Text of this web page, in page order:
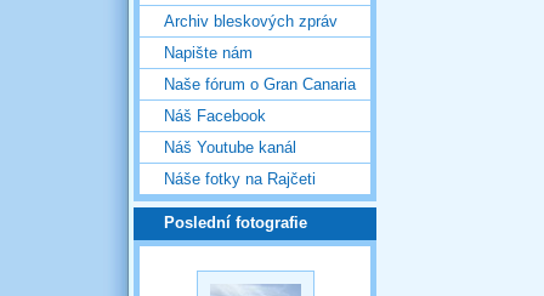
Archiv bleskových zpráv
Napište nám
Naše fórum o Gran Canaria
Náš Facebook
Náš Youtube kanál
Náše fotky na Rajčeti
Poslední fotografie